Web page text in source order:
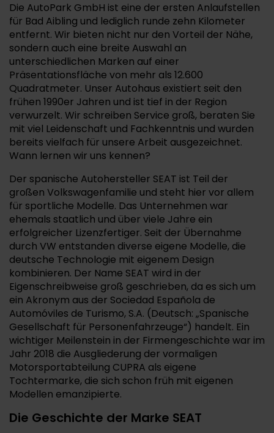
Die AutoPark GmbH ist eine der ersten Anlaufstellen
für Bad Aibling und lediglich runde zehn Kilometer
entfernt. Wir bieten nicht nur den Vorteil der Nähe,
sondern auch eine breite Auswahl an
unterschiedlichen Marken auf einer
Präsentationsfläche von mehr als 12.600
Quadratmeter. Unser Autohaus existiert seit den
frühen 1990er Jahren und ist tief in der Region
verwurzelt. Wir schreiben Service groß, beraten Sie
mit viel Leidenschaft und Fachkenntnis und wurden
bereits vielfach für unsere Arbeit ausgezeichnet.
Wann lernen wir uns kennen?
Der spanische Autohersteller SEAT ist Teil der
großen Volkswagenfamilie und steht hier vor allem
für sportliche Modelle. Das Unternehmen war
ehemals staatlich und über viele Jahre ein
erfolgreicher Lizenzfertiger. Seit der Übernahme
durch VW entstanden diverse eigene Modelle, die
deutsche Technologie mit eigenem Design
kombinieren. Der Name SEAT wird in der
Eigenschreibweise groß geschrieben, da es sich um
ein Akronym aus der Sociedad Española de
Automóviles de Turismo, S.A. (Deutsch: „Spanische
Gesellschaft für Personenfahrzeuge“) handelt. Ein
wichtiger Meilenstein in der Firmengeschichte war im
Jahr 2018 die Ausgliederung der vormaligen
Motorsportabteilung CUPRA als eigene
Tochtermarke, die sich schon früh mit eigenen
Modellen emanzipierte.
Die Geschichte der Marke SEAT